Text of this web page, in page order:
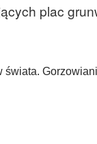
plac
świata.